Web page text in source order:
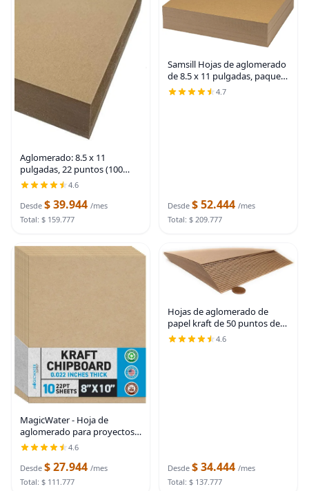
Aglomerado: 8.5 x 11
pulgadas, 22 puntos (100
hojas), 100% reciclado,
fabricado en Estados Unidos
4.6
Desde $ 39.944 /mes
Total: $ 159.777
Samsill Hojas de aglomerado
de 8.5 x 11 pulgadas, paquete
de 50, sin ácidos, peso
4.7
Desde $ 52.444 /mes
Total: $ 209.777
MagicWater - Hoja de
aglomerado para proyectos
de bricolaje, 8 x 10 pulgadas,
paquete de 10 unidades, 22
puntos, cartón kraft
resistente (0.020
4.6
Desde $ 27.944 /mes
Total: $ 111.777
Hojas de aglomerado de
papel kraft de 50 puntos de
8.5 x 11 pulgadas para
encuadernación de tableros
4.6
Desde $ 34.444 /mes
Total: $ 137.777